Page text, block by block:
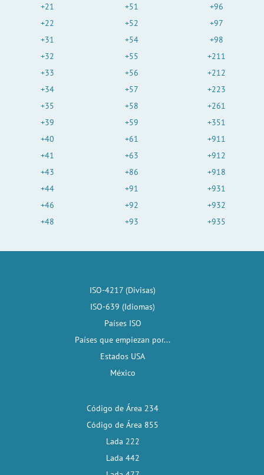
+21
+22
+31
+32
+33
+34
+35
+39
+40
+41
+43
+44
+46
+48
+51
+52
+54
+55
+56
+57
+58
+59
+61
+63
+86
+91
+92
+93
+96
+97
+98
+211
+212
+223
+261
+351
+911
+912
+918
+931
+932
+935
ISO-4217 (Divisas)
ISO-639 (Idiomas)
Países ISO
Países que empiezan por...
Estados USA
México
Código de Área 234
Código de Área 855
Lada 222
Lada 442